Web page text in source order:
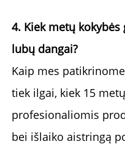
4. Kiek metų
lubų dangai?
Kaip mes
tiek ilgai, kiek 15
profesionaliomis
bei išlaiko aistringą